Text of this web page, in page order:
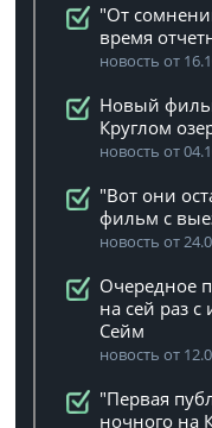
"От
время
новость от
Новый
Круглом
новость от
"Вот они
фильм с
новость от
Очередное
на сей раз
Сейм
новость от
"Первая
ночного на